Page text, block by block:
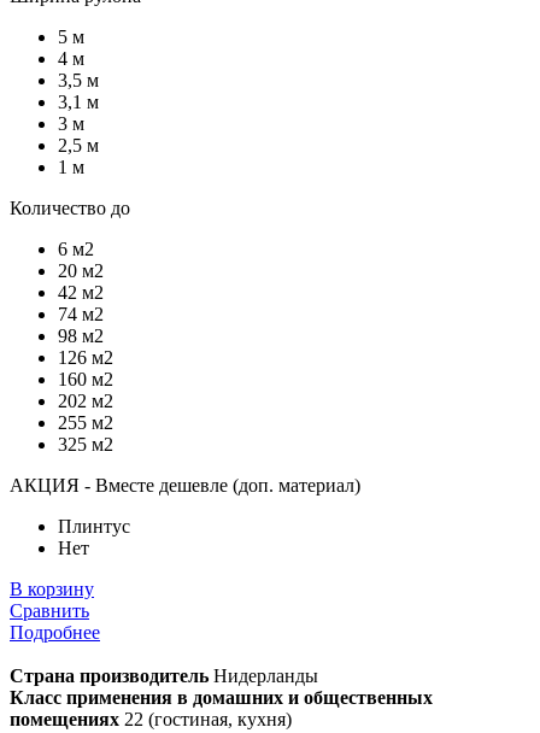
5 м
4 м
3,5 м
3,1 м
3 м
2,5 м
1 м
Количество до
6 м2
20 м2
42 м2
74 м2
98 м2
126 м2
160 м2
202 м2
255 м2
325 м2
АКЦИЯ - Вместе дешевле (доп. материал)
Плинтус
Нет
В корзину
Сравнить
Подробнее
Страна производитель Нидерланды
Класс применения в домашних и общественных
помещениях 22 (гостиная, кухня)